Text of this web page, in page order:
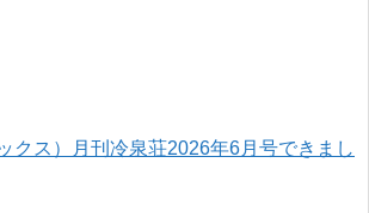
クス）月刊冷泉荘2026年6月号できまし